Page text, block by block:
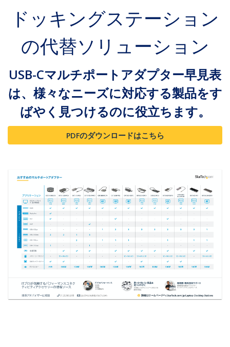
ドッキングステーション
の代替ソリューション
USB-Cマルチポートアダプター早見表
は、様々なニーズに対応する製品をす
ばやく見つけるのに役立ちます。
PDFのダウンロードはこちら